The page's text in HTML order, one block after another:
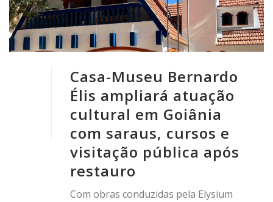
Casa-Museu Bernardo
Élis ampliará atuação
cultural em Goiânia
com saraus, cursos e
visitação pública após
restauro
Com obras conduzidas pela Elysium